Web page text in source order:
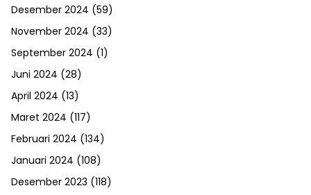
Desember 2024 (59)
November 2024 (33)
September 2024 (1)
Juni 2024 (28)
April 2024 (13)
Maret 2024 (117)
Februari 2024 (134)
Januari 2024 (108)
Desember 2023 (118)